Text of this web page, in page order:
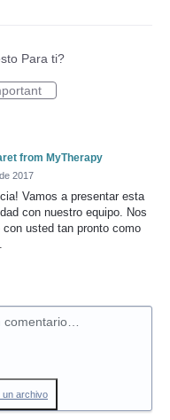
Para ti?
from MyTherapy
2017
Vamos a presentar esta
con nuestro equipo. Nos
usted tan pronto como
comentario…
un archivo